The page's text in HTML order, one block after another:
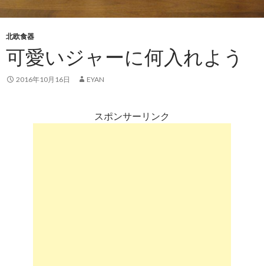
北欧食器
可愛いジャーに何入れよう
2016年10月16日 EYAN
スポンサーリンク